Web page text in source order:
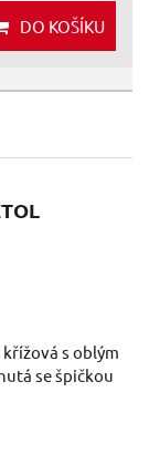
DO KOŠÍKU
s oblým
se špičkou